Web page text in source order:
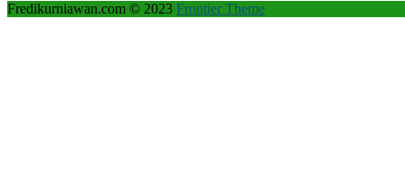
Fredikurniawan.com © 2023 Frontier Theme